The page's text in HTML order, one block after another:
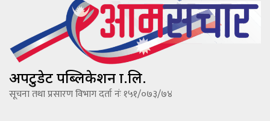
अपटुडेट पब्लिकेशन प्रा.लि.
सूचना तथा प्रसारण विभाग दर्ता नंः १५१/०७३/७४